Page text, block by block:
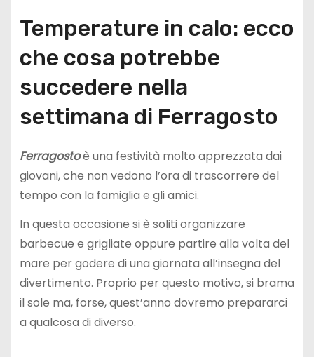
Temperature in calo: ecco
che cosa potrebbe
succedere nella
settimana di Ferragosto
Ferragostoè una festività molto apprezzata dai
giovani, che non vedono l’ora di trascorrere del
tempo con la famiglia e gli amici.
In questa occasione si è soliti organizzare
barbecue e grigliate oppure partire alla volta del
mare per godere di una giornata all’insegna del
divertimento. Proprio per questo motivo, si brama
il sole ma, forse, quest’anno dovremo prepararci
a qualcosa di diverso.